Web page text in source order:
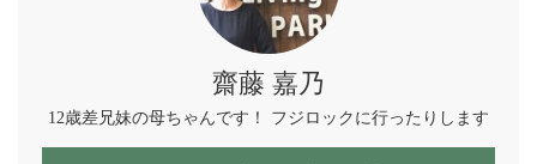
齋藤 嘉乃
12歳差兄妹の母ちゃんです！ フジロックに行ったりします